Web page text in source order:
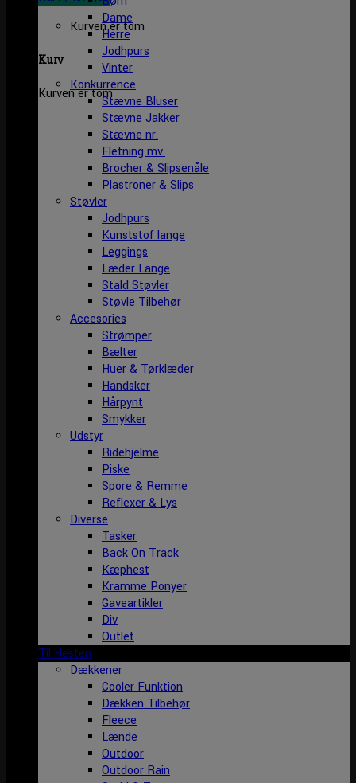
Kurven er tom
Kurv
Kurven er tom
Dame
Herre
Jodhpurs
Vinter
Konkurrence
Stævne Bluser
Stævne Jakker
Stævne nr.
Fletning mv.
Brocher & Slipsenåle
Plastroner & Slips
Støvler
Jodhpurs
Kunststof lange
Leggings
Læder Lange
Stald Støvler
Støvle Tilbehør
Accesories
Strømper
Bælter
Huer & Tørklæder
Handsker
Hårpynt
Smykker
Udstyr
Ridehjelme
Piske
Spore & Remme
Reflexer & Lys
Diverse
Tasker
Back On Track
Kæphest
Kramme Ponyer
Gaveartikler
Div
Outlet
Til Hesten
Dækkener
Cooler Funktion
Dækken Tilbehør
Fleece
Lænde
Outdoor
Outdoor Rain